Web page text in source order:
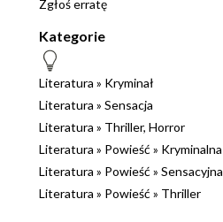
Zgłoś erratę
Kategorie
Literatura » Kryminał
Literatura » Sensacja
Literatura » Thriller, Horror
Literatura » Powieść » Kryminalna
Literatura » Powieść » Sensacyjna
Literatura » Powieść » Thriller